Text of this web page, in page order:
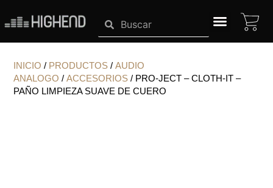
contenido
INICIO / PRODUCTOS / AUDIO
ANALOGO / ACCESORIOS / PRO-JECT – CLOTH-IT –
PAÑO LIMPIEZA SUAVE DE CUERO